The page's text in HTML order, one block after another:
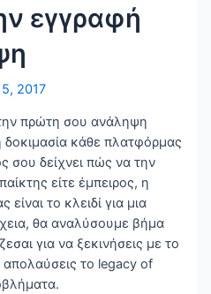
εγγραφή
2017
πρώτη σου ανάληψη
δοκιμασία κάθε πλατφόρμας
σου δείχνει πώς να την
είτε έμπειρος, η
είναι το κλειδί για μια
θα αναλύσουμε βήμα
για να ξεκινήσεις με το
το legacy of